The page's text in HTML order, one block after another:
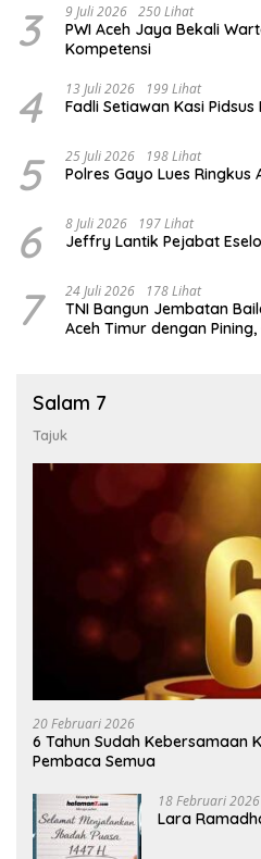
3 9 Juli 2026 250 Lihat
PWI Aceh Jaya Bekali
Kompetensi
4 13 Juli 2026 199 Lihat
Fadli Setiawan Kasi
5 25 Juli 2026 198 Lihat
Polres Gayo Lues Ringkus
6 8 Juli 2026 197 Lihat
Jeffry Lantik Pejabat
7 24 Juli 2026 178 Lihat
TNI Bangun Jembatan
Aceh Timur dengan Pining,
Salam 7
Tajuk
20 Februari 2026
6 Tahun Sudah Kebersamaan
Pembaca Semua
18 Februari 2026
Lara